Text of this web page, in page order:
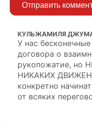
Отправить
КУЛЬЖАМИЛЯ
У нас
договора о
рукопожатие, но
НИКАКИХ
конкретно
от всяких